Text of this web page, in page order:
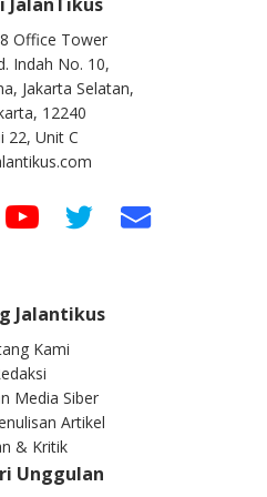
Office Tower
Indah No. 10,
Jakarta Selatan,
12240
22, Unit C
Jalantikus
Kami
Media Siber
Artikel
& Kritik
Unggulan